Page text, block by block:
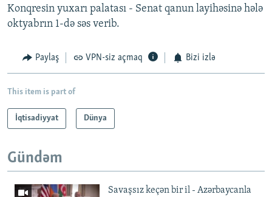
Konqresin yuxarı palatası - Senat qanun layihəsinə hələ
oktyabrın 1-də səs verib.
Paylaş VPN-siz açmaq Bizi izlə
This item is part of
İqtisadiyyat Dünya
Gündəm
Savaşsız keçən bir il - Azərbaycanla